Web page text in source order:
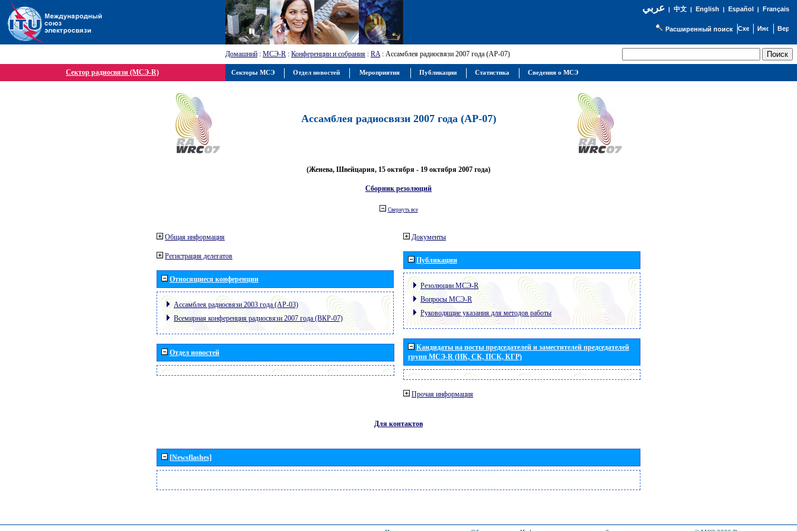
عربي| 中文| English | Español | Français
Расширенный поиск
Домашний : МСЭ-R : Конференции и собрания : RA: Ассамблея радиосвязи 2007 года (АР-07)
Сектор радиосвязи (МСЭ-R)
Ассамблея радиосвязи 2007 года (АР-07)
(Женева, Швейцария, 15 октября - 19 октября 2007 года)
Сборник резолюций
Свернуть все
Общая информация
Регистрация делегатов
Относящиеся конференции
Ассамблея радиосвязи 2003 года (АР-03)
Всемирная конференция радиосвязи 2007 года (ВКР-07)
Отдел новостей
Документы
Публикации
Резолюции МСЭ-R
Вопросы МСЭ-R
Руководящие указания для методов работы
Кандидаты на посты председателей и заместителей председателей
групп МСЭ-R (ИК, СК, ПСК, КГР)
Прочая информация
Для контактов
[Newsflashes]
Секторы МСЭ Отдел новостей Мероприятия Публикации Статистика Сведения о МСЭ